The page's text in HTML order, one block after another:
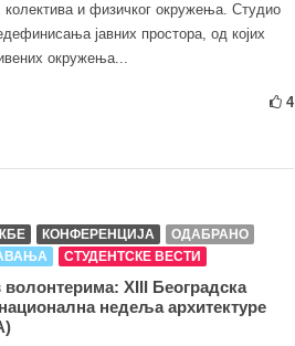
колектива и физичког окружења. Студио
јавних простора, од којих
окружења...
4
КОНФЕРЕНЦИЈА
ОДАБРАНО
СТУДЕНТСКЕ ВЕСТИ
волонтерима: XIII Београдска
недеља архитектуре